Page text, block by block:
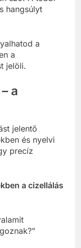
hangsúlyt
a
a
jelöli.
a
jelentő
és nyelvi
precíz
a cizellálás